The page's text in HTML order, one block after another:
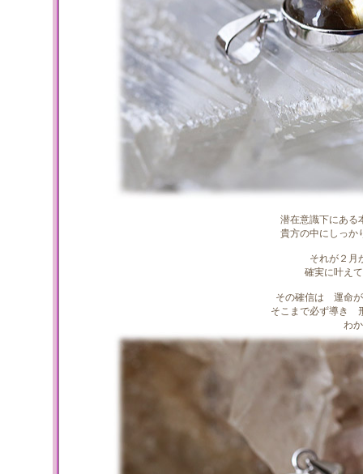
潜在意識下にある
貴方の中にしっか
それが２月
確実に叶え
その確信は 運命
そこまで必ず導き
わ